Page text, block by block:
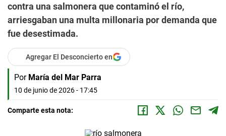
contra una salmonera que contaminó el río,
arriesgaban una multa millonaria por demanda que
fue desestimada.
Agregar El Desconcierto en
Por María del Mar Parra
10 de junio de 2026 - 17:45
Comparte esta nota: